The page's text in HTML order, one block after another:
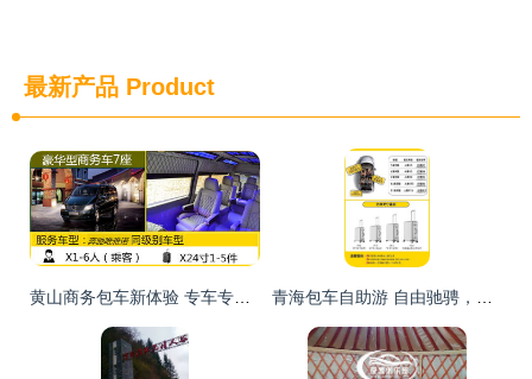
最新产品 Product